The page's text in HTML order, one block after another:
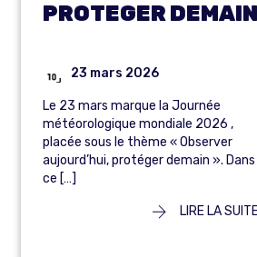
PROTEGER DEMAIN
23 mars 2026
Le 23 mars marque la Journée
météorologique mondiale 2026 ,
placée sous le thème « Observer
aujourd’hui, protéger demain ». Dans
ce […]
LIRE LA